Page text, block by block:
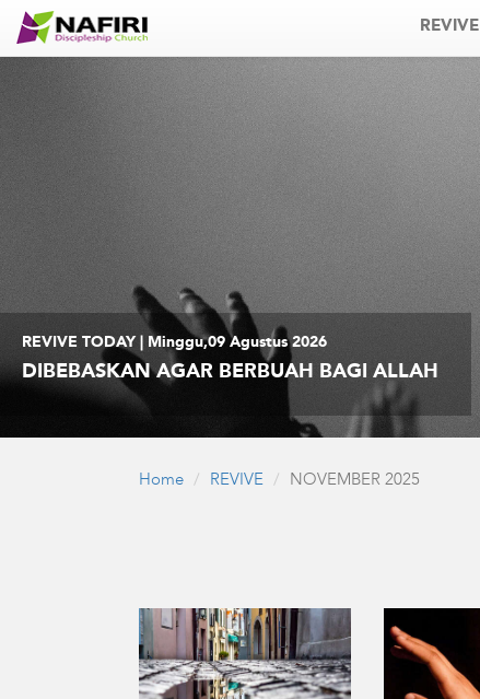
REVIVE
REVIVE TODAY | Minggu,09 Agustus 2026
DIBEBASKAN AGAR BERBUAH BAGI ALLAH
Home REVIVE NOVEMBER 2025